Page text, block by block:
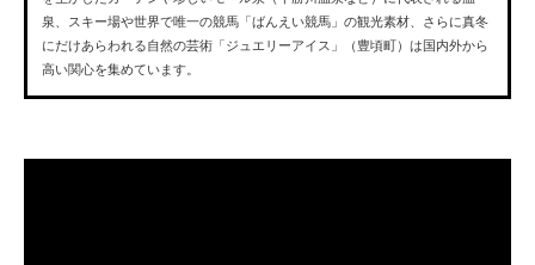
泉、スキー場や世界で唯一の競馬「ばんえい競馬」の観光素材、さらに真冬
にだけあらわれる自然の芸術「ジュエリーアイス」（豊頃町）は国内外から
高い関心を集めています。